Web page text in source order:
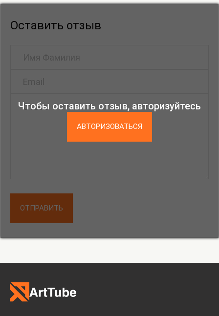
Юлия Кернер, Катя Ковалева, Константин
Корнаков, Наташа Корец, Владимир Ленин, Мария
Мичи, Варя Наткина, Аркадий Насонов, Лиза
Резникова, Максимилиан Роганов, Анна Руссова,
Сионова, Юля Степанова, Женя Стерлягова, Катя
Ольга Туманова, Теодор Тэжик, Стас Шакарвис,
Чтобы оставить отзыв, авторизуйтесь
АВТОРИЗОВАТЬСЯ
Оставить отзыв
ОТПРАВИТЬ